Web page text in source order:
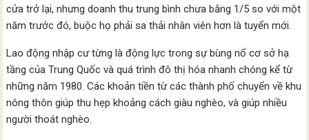
cửa trở lại, nhưng doanh thu trung bình chưa bằng 1/5 so với một
năm trước đó, buộc họ phải sa thải nhân viên hơn là tuyển mới.
Lao động nhập cư từng là động lực trong sự bùng nổ cơ sở hạ
tầng của Trung Quốc và quá trình đô thị hóa nhanh chóng kể từ
những năm 1980. Các khoản tiền từ các thành phố chuyển về khu
nông thôn giúp thu hẹp khoảng cách giàu nghèo, và giúp nhiều
người thoát nghèo.